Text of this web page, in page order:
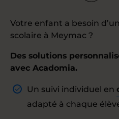
Votre enfant a besoin
scolaire à Meymac ?
Des solutions
avec Acadomia.
Un suivi individuel en
adapté à chaque